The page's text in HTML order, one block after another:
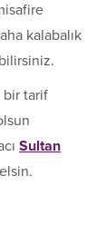
kalabalık
bir tarif
Sultan